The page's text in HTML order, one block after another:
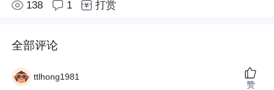
138 1 打赏
全部评论
ttlhong1981
赞